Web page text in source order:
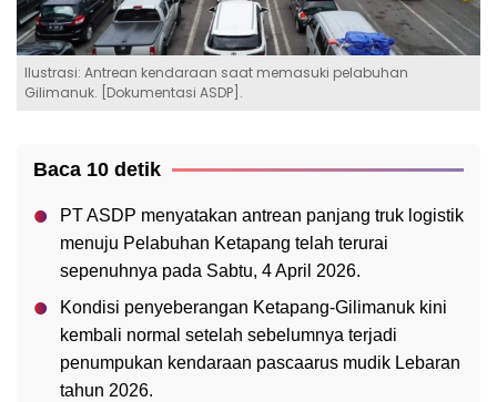
Ilustrasi: Antrean kendaraan saat memasuki pelabuhan
Gilimanuk. [Dokumentasi ASDP].
Baca 10 detik
PT ASDP menyatakan antrean panjang truk logistik
menuju Pelabuhan Ketapang telah terurai
sepenuhnya pada Sabtu, 4 April 2026.
Kondisi penyeberangan Ketapang-Gilimanuk kini
kembali normal setelah sebelumnya terjadi
penumpukan kendaraan pascaarus mudik Lebaran
tahun 2026.